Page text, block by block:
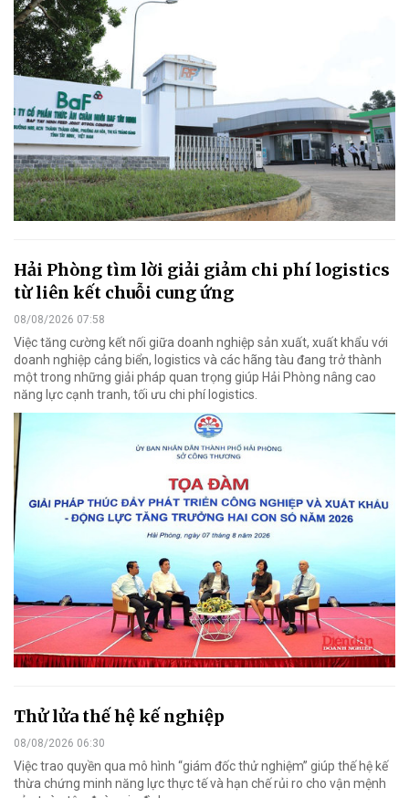
Hải Phòng tìm lời giải giảm chi phí logistics
từ liên kết chuỗi cung ứng
08/08/2026 07:58
Việc tăng cường kết nối giữa doanh nghiệp sản xuất, xuất khẩu với
doanh nghiệp cảng biển, logistics và các hãng tàu đang trở thành
một trong những giải pháp quan trọng giúp Hải Phòng nâng cao
năng lực cạnh tranh, tối ưu chi phí logistics.
Thử lửa thế hệ kế nghiệp
08/08/2026 06:30
Việc trao quyền qua mô hình “giám đốc thử nghiệm” giúp thế hệ kế
thừa chứng minh năng lực thực tế và hạn chế rủi ro cho vận mệnh